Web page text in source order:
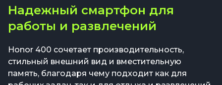
Надежный смартфон для
работы и развлечений
Honor 400 сочетает производительность,
стильный внешний вид и вместительную
память, благодаря чему подходит как для